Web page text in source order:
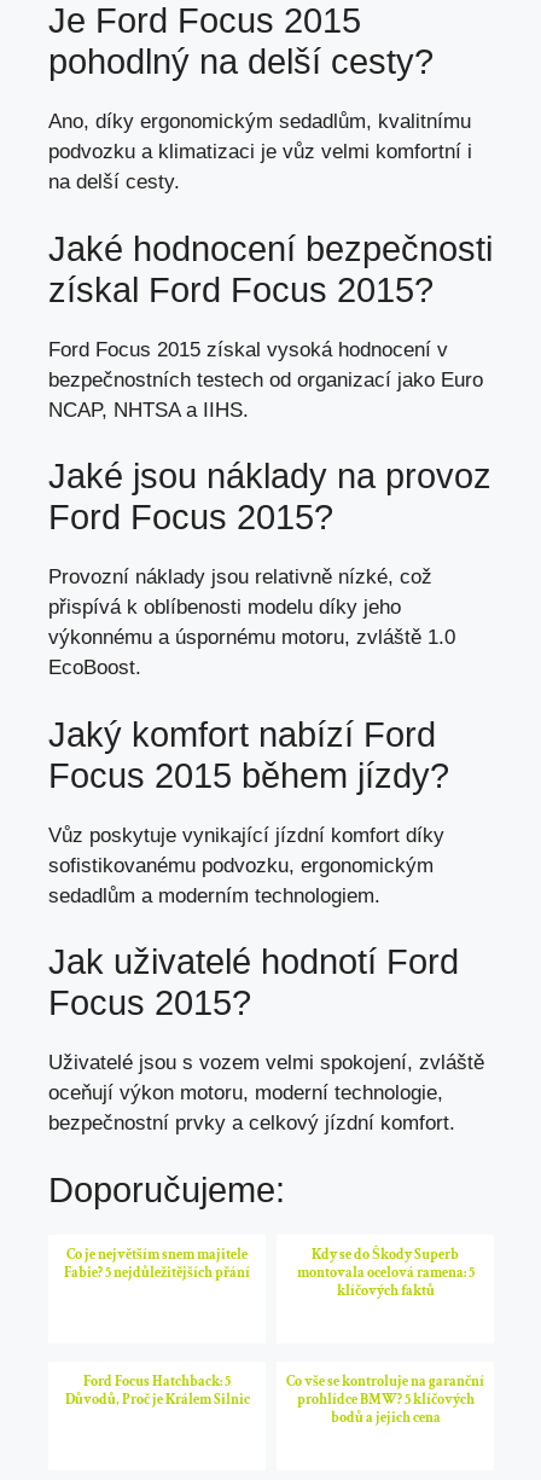
Je Ford Focus 2015
pohodlný na delší cesty?
Ano, díky ergonomickým sedadlům, kvalitnímu
podvozku a klimatizaci je vůz velmi komfortní i
na delší cesty.
Jaké hodnocení bezpečnosti
získal Ford Focus 2015?
Ford Focus 2015 získal vysoká hodnocení v
bezpečnostních testech od organizací jako Euro
NCAP, NHTSA a IIHS.
Jaké jsou náklady na provoz
Ford Focus 2015?
Provozní náklady jsou relativně nízké, což
přispívá k oblíbenosti modelu díky jeho
výkonnému a úspornému motoru, zvláště 1.0
EcoBoost.
Jaký komfort nabízí Ford
Focus 2015 během jízdy?
Vůz poskytuje vynikající jízdní komfort díky
sofistikovanému podvozku, ergonomickým
sedadlům a moderním technologiem.
Jak uživatelé hodnotí Ford
Focus 2015?
Uživatelé jsou s vozem velmi spokojení, zvláště
oceňují výkon motoru, moderní technologie,
bezpečnostní prvky a celkový jízdní komfort.
Doporučujeme:
Co je největším snem majitele
Fabie? 5 nejdůležitějších přání
Kdy se do Škody Superb
montovala ocelová ramena: 5
klíčových faktů
Ford Focus Hatchback: 5
Důvodů, Proč je Králem Silnic
Co vše se kontroluje na garanční
prohlídce BMW? 5 klíčových
bodů a jejich cena